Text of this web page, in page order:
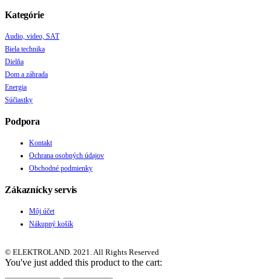
Kategórie
Audio, video, SAT
Biela technika
Dielňa
Dom a záhrada
Energia
Súčiastky
Podpora
Kontakt
Ochrana osobných údajov
Obchodné podmienky
Zákaznícky servis
Môj účet
Nákupný košík
© ELEKTROLAND. 2021. All Rights Reserved
You've just added this product to the cart: